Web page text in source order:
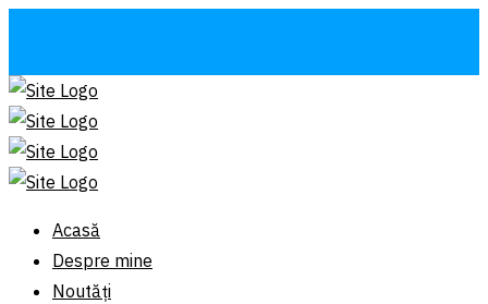
Acasă
Despre mine
Noutăți